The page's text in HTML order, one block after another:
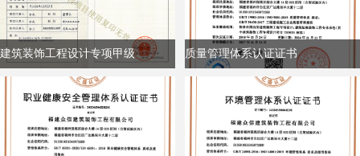
建筑装饰工程设计专项甲级 质量管理体系认证证书